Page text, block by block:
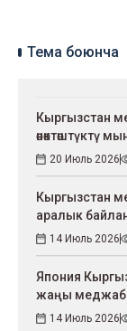
Тема боюнча
Кыргызстан
өнөктөштүктү
20 Июль 2026
Кыргызстан
аралык
14 Июль 2026
Япония
жаңы
14 Июль 2026